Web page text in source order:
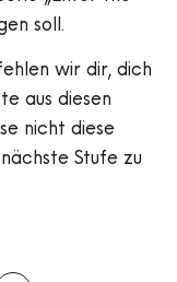
soll.
wir dir, dich
aus diesen
nicht diese
Stufe zu